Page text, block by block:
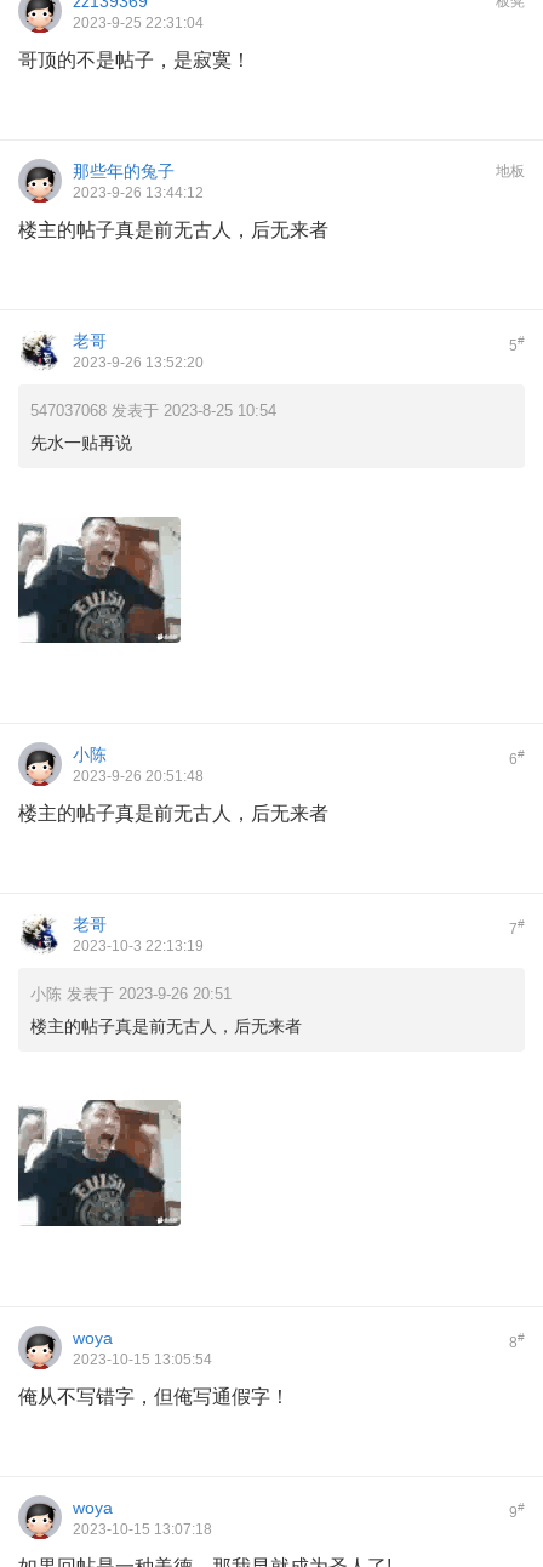
2023-9-25 22:31:04
哥顶的不是帖子，是寂寞！
地板
那些年的兔子
2023-9-26 13:44:12
楼主的帖子真是前无古人，后无来者
5#
老哥
2023-9-26 13:52:20
547037068 发表于 2023-8-25 10:54
先水一贴再说
6#
小陈
2023-9-26 20:51:48
楼主的帖子真是前无古人，后无来者
7#
老哥
2023-10-3 22:13:19
小陈 发表于 2023-9-26 20:51
楼主的帖子真是前无古人，后无来者
8#
woya
2023-10-15 13:05:54
俺从不写错字，但俺写通假字！
9#
woya
2023-10-15 13:07:18